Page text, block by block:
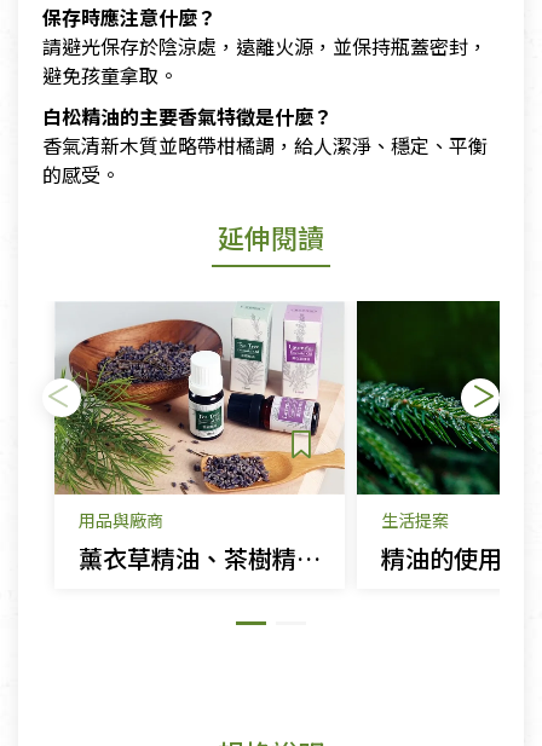
保存時應注意什麼？
請避光保存於陰涼處，遠離火源，並保持瓶蓋密封，
避免孩童拿取。
白松精油的主要香氣特徵是什麼？
香氣清新木質並略帶柑橘調，給人潔淨、穩定、平衡
的感受。
延伸閱讀
用品與廠商
薰衣草精油、茶樹精油 來自大自然的限量香氛
生活提案